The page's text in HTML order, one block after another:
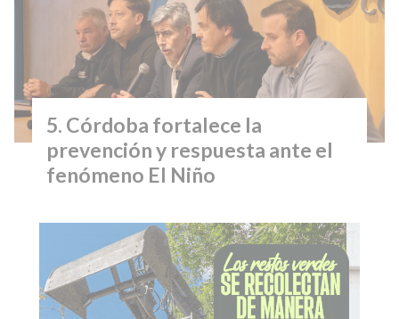
Córdoba fortalece la
prevención y respuesta ante el
fenómeno El Niño